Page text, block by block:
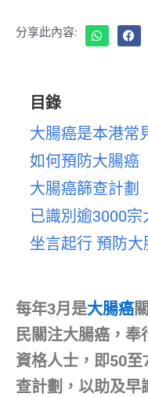
分享此內容:
目錄
大腸癌是本港常
如何預防大腸癌
大腸癌篩查計劃
已識別逾3000宗
坐言起行 預防大
每年3月是大腸癌
民關注大腸癌，奉
資格人士，即50
查計劃，以助及早